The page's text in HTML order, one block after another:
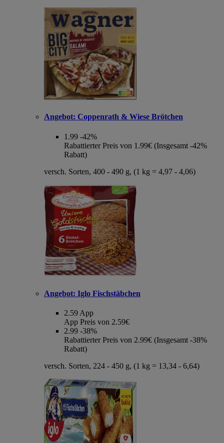
Angebot: Coppenrath & Wiese Brötchen
1.99 -42%
Rabattierter Preis von 1.99€ (Insgesamt -42%
Rabatt)
versch. Sorten, 400 - 490 g, (1 kg = 4,97 - 4,06)
Angebot: Iglo Fischstäbchen
2.59 App
App Preis von 2.59€
2.99 -38%
Rabattierter Preis von 2.99€ (Insgesamt -38%
Rabatt)
versch. Sorten, 224 - 450 g, (1 kg = 13,34 - 6,64)